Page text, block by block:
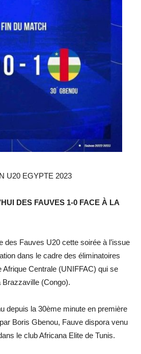
U20 EGYPTE 2023
DES FAUVES 1-0 FACE À LA
des Fauves U20 cette soirée à l’issue
dans le cadre des éliminatoires
Afrique Centrale (UNIFFAC) qui se
(Congo).
depuis la 30ème minute en première
Boris Gbenou, Fauve dispora venu
le club Africana Elite de Tunis.